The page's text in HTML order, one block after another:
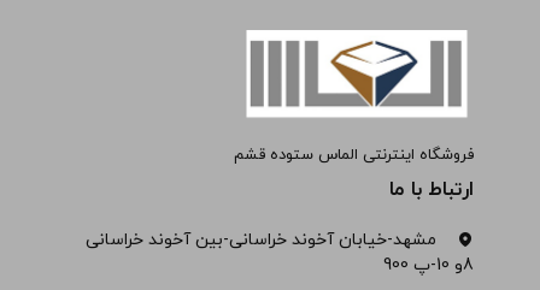
فروشگاه اینترنتی الماس ستوده قشم
ارتباط با ما
مشهد-خیابان آخوند خراسانی-بین آخوند خراسانی
8و 10-پ 900